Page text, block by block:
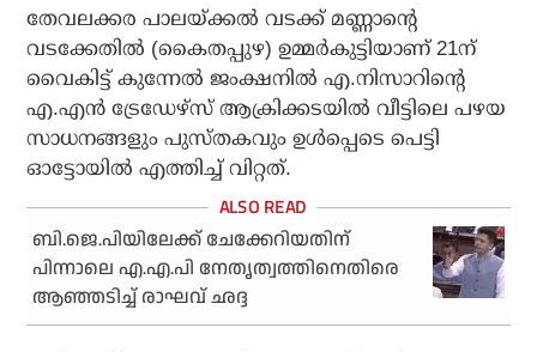
തേവലക്കര പാലയ്ക്കല്‍ വടക്ക് മണ്ണാന്റെ
വടക്കേതില്‍ (കൈതപ്പുഴ) ഉമ്മര്‍കുട്ടിയാണ് 21ന്
വൈകിട്ട് കുന്നേല്‍ ജംക്ഷനില്‍ എ.നിസാറിന്റെ
എ.എന്‍ ട്രേഡേഴ്‌സ് ആക്രിക്കടയില്‍ വീട്ടിലെ പഴയ
സാധനങ്ങളും പുസ്തകവും ഉള്‍പ്പെടെ പെട്ടി
ഓട്ടോയില്‍ എത്തിച്ച് വിറ്റത്.
ബി.ജെ.പിയിലേക്ക് ചേക്കേറിയതിന്
പിന്നാലെ എ.എ.പി നേതൃത്വത്തിനെതിരെ
ആഞ്ഞടിച്ച് രാഘവ് ഛദ്ദ